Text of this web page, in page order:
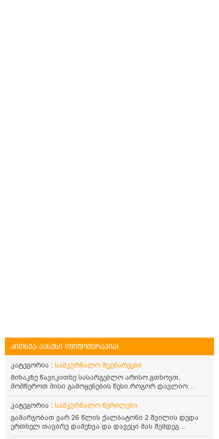
კითხვა-პასუხი (ფიტოტერაპია)
კატეგორია : სამკურნალო მცენარეები
მიხაკზე წავიკითხე სასარგებლო არისო.გთხოვთ,
მომწეროთ მისი გამოყენების წესი.როგორ დავლიო
მიხაკის ჩაი. ასევე მაინტერესებს ლეიკოციტები მაქვს
ოდნავ დაბალი და წავიკითხე ლეიკოციტების დონეს
კატეგორია : სამკურნალო წერილები
გამარჯობათ ვარ 26 წლის ქალბატონი 2 შვილის დედა
ერთხელ თავბრუ დამეხვა და დავეცი მას შემდეგ
დამეწყო შიშები ვეღარ გავდიოდი გარეთ რადგან ისევ